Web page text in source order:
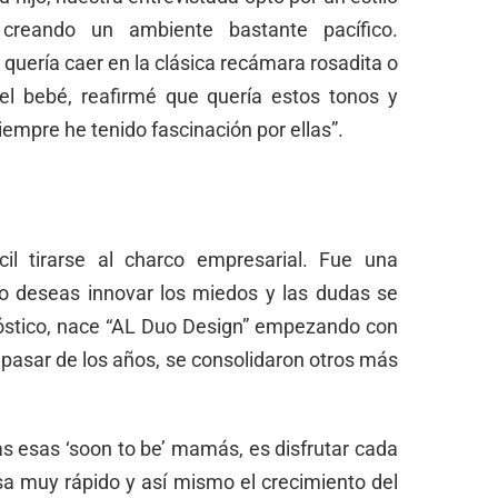
un ambiente bastante pacífico.
caer en la clásica recámara rosadita o
bebé, reafirmé que quería estos tonos y
he tenido fascinación por ellas”.
tirarse al charco empresarial. Fue una
deseas innovar los miedos y las dudas se
nace “AL Duo Design” empezando con
de los años, se consolidaron otros más
esas ‘soon to be’ mamás, es disfrutar cada
muy rápido y así mismo el crecimiento del